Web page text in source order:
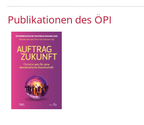
Publikationen des ÖPI